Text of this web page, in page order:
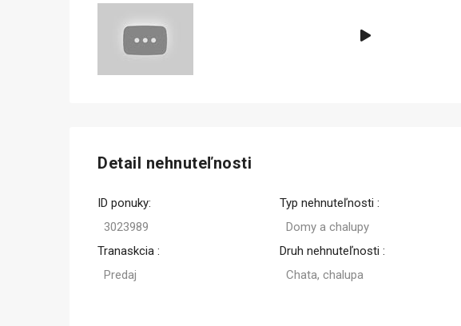
Detail nehnuteľnosti
ID ponuky:
3023989
Tranaskcia :
Predaj
Typ nehnuteľnosti :
Domy a chalupy
Druh nehnuteľnosti :
Chata, chalupa